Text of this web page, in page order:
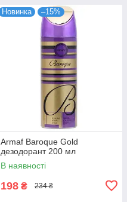
Новинка –15%
Armaf Baroque Gold
дезодорант 200 мл
В наявності
198 ₴ 234 ₴